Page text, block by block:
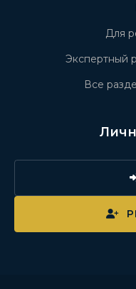
Для
Экспертный
Все